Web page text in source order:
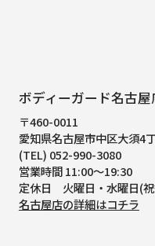
ボディーガード名古屋
〒460-0011
愛知県名古屋市中区大須4
(TEL) 052-990-3080
営業時間 11:00～19:30
定休日 火曜日・水曜日(
名古屋店の詳細はコチラ